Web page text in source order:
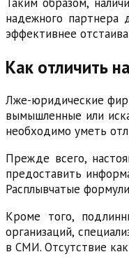
надежного партнера
эффективнее
Как отличить
Лже-юридические
вымышленные или
необходимо уметь
Прежде всего,
предоставить
Расплывчатые
Кроме того,
организаций,
в СМИ. Отсутствие